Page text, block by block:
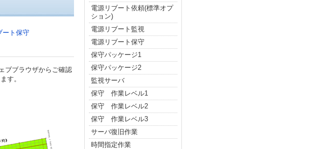
ート保守
ブブラウザからご確認
す。
電源リブート依頼(標準オプ
ション)
電源リブート監視
電源リブート保守
保守パッケージ1
保守パッケージ2
監視サーバ
保守 作業レベル1
保守 作業レベル2
保守 作業レベル3
サーバ復旧作業
時間指定作業